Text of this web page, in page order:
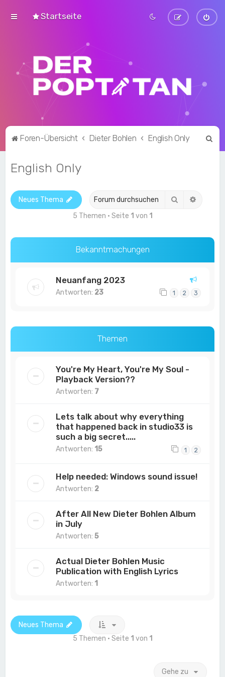
Startseite
Foren-Übersicht Dieter Bohlen English Only
English Only
Neues Thema Suche
5 Themen • Seite 1 von 1
Bekanntmachungen
Neuanfang 2023
Antworten: 23 1 2 3
Themen
You're My Heart, You're My Soul -
Playback Version??
Antworten: 7
Lets talk about why everything
that happened back in studio33 is
such a big secret.....
Antworten: 15 1 2
Help needed: Windows sound issue!
Antworten: 2
After All New Dieter Bohlen Album
in July
Antworten:5
Actual Dieter Bohlen Music
Publication with English Lyrics
Antworten: 1
Neues Thema
5 Themen • Seite 1 von 1
Gehe zu